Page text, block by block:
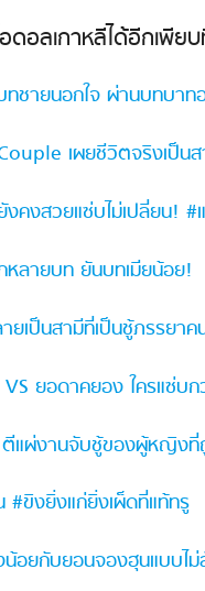
ดอลเกาหลีได้อีกเพีย
ชายนอกใจ ผ่านบทบาท
เผยชีวิตจริงเป็นส
คงสวยแซ่บไม่เปลี่ยน! #
หลายบท ยันบทเมียน้อย!
เป็นสามีที่เป็นชู้ภรรยาค
VS ยอดาคยอง ใครแซ่บ
ตีแผ่งานจับชู้ของผู้หญิงที่
ขิงยิ่งแก่ยิ่งเผ็ดที่แท้ทรู
อยกับยอนจองฮุนแบบไม่